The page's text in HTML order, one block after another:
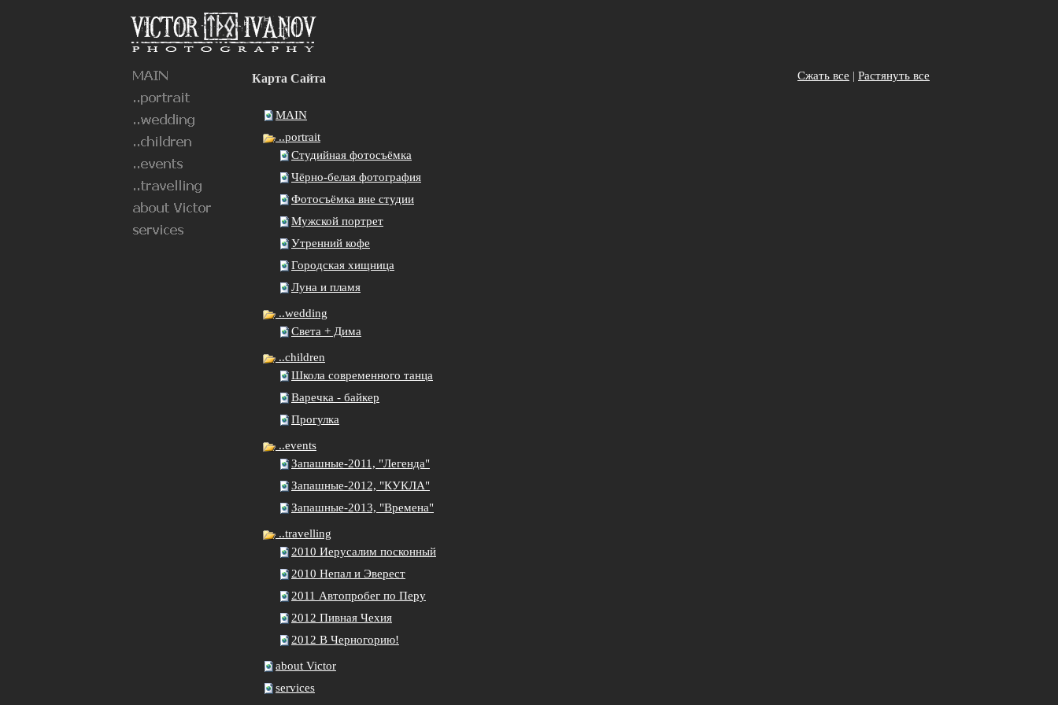
Сжать все | Растянуть все
Карта Сайта
MAIN
..portrait
Студийная фотосъёмка
Чёрно-белая фотография
Фотосъёмка вне студии
Мужской портрет
Утренний кофе
Городская хищница
Луна и пламя
..wedding
Света + Дима
..children
Школа современного танца
Варечка - байкер
Прогулка
..events
Запашные-2011, "Легенда"
Запашные-2012, "КУКЛА"
Запашные-2013, "Времена"
..travelling
2010 Иерусалим посконный
2010 Непал и Эверест
2011 Автопробег по Перу
2012 Пивная Чехия
2012 В Черногорию!
about Victor
services